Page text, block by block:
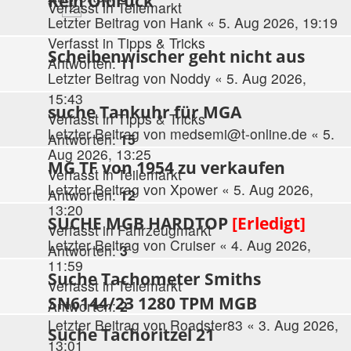
2
Verfasst inTeilemarkt
Letzter Beitrag von Hank « 5. Aug 2026, 19:19
Verfasst in Tipps & Tricks
Antworten:11
Scheibenwischer geht nicht aus
Letzter Beitrag von Noddy « 5. Aug 2026,
15:43
Verfasst inTipps & Tricks
Antworten:15
suche Tankuhr für MGA
Letzter Beitrag von medsemi@t-online.de « 5.
Aug 2026, 13:25
Verfasst inTeilemarkt
Antworten:12
MG TF von 1954 zu verkaufen
Letzter Beitrag von Xpower « 5. Aug 2026,
13:20
Verfasst inFahrzeugmarkt
Antworten:3
SUCHE MGB HARDTOP [Erledigt]
Letzter Beitrag vonCruiser « 4. Aug 2026,
11:59
Verfasst inTeilemarkt
Antworten:2
Suche Tachometer Smiths
SN6144/23 1280 TPM MGB
Letzter Beitrag von Roadster83 « 3. Aug 2026,
13:01
Suche Tachoritzel 21